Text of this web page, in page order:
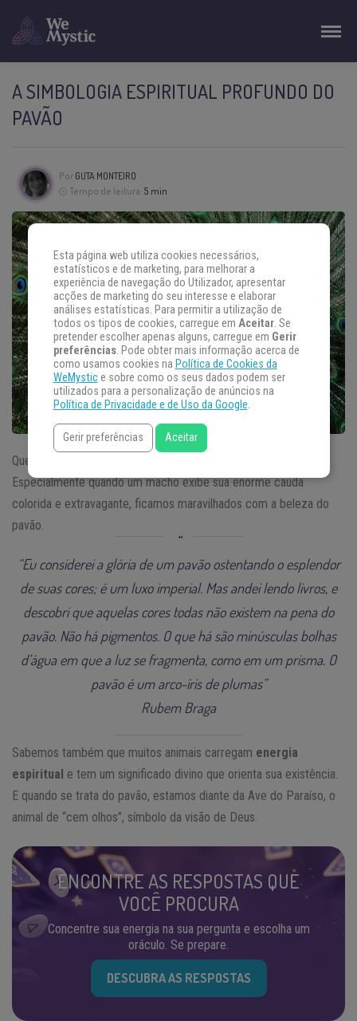
A SIMBOLOGIA ESPIRITUAL PROFUNDO DO
PAVÃO
Por GUTA MONTEIRO
Tempo de leitura: 5 min
Quem nunca se pegou admirando a beleza do pavão?
Especialmente quando um macho exibe sua enorme cauda
colorida e extravagante, ficamos maravilhados com a beleza do
pavão.
“Eu considerei a glória de um pavão ostentando o esplendor
de suas cores; é um luxo imperial. Mas andei lendo livros, e
descobri que aquelas cores todas não existem na pena do
pavão. Não há pigmentos. O que há são minúsculas bolhas
d’água em que a luz se fragmenta, como em um prisma. O
pavão é um arco-íris de plumas”
Rubem Braga
Sabemos também que muitos animais carregam energia
espiritual e tem um significado divino que orienta sua existência.
E quando se trata do pavão, estamos diante da Ave do Paraíso, o
animal de “cem olhos”, símbolo da visão de Deus.
ENCONTRE AS RESPOSTAS QUE
VOCÊ PROCURA
Concentre sua energia na sua pergunta e escolha um
oráculo. Se prepare.
DESCUBRA AS RESPOSTAS
Esta página web utiliza cookies necessários,
estatísticos e de marketing, para melhorar a
experiência de navegação do Utilizador, apresentar
acções de marketing do seu interesse e elaborar
análises estatísticas. Para permitir a utilização de
todos os tipos de cookies, carregue em Aceitar. Se
pretender escolher apenas alguns, carregue em Gerir
preferências. Pode obter mais informação acerca de
como usamos cookies na Política de Cookies da
WeMystice sobre como os seus dados podem ser
utilizados para a personalização de anúncios na
Política de Privacidade e de Uso da Google.
Gerir preferências Aceitar